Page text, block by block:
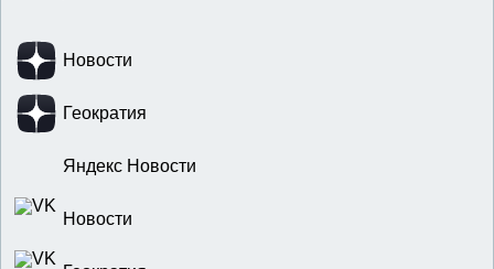
Новости
Геократия
Яндекс Новости
Новости